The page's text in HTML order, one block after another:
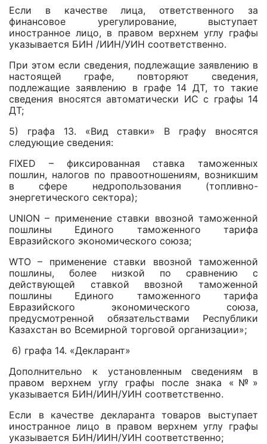
Если в качестве лица, ответственного за
финансовое урегулирование, выступает
иностранное лицо, в правом верхнем углу графы
указывается БИН /ИИН/УИН соответственно.
При этом если сведения, подлежащие заявлению в
настоящей графе, повторяют сведения,
подлежащие заявлению в графе 14 ДТ, то такие
сведения вносятся автоматически ИС с графы 14
ДТ;
5) графа 13. «Вид ставки» В графу вносятся
следующие сведения:
FIXED – фиксированная ставка таможенных
пошлин, налогов по правоотношениям, возникшим
в сфере недропользования (топливно-
энергетического сектора);
UNION – применение ставки ввозной таможенной
пошлины Единого таможенного тарифа
Евразийского экономического союза;
WTO – применение ставки ввозной таможенной
пошлины, более низкой по сравнению с
действующей ставкой ввозной таможенной
пошлины Единого таможенного тарифа
Евразийского экономического союза,
предусмотренной обязательствами Республики
Казахстан во Всемирной торговой организации»;
6) графа 14. «Декларант»
Дополнительно к установленным сведениям в
правом верхнем углу графы после знака «№»
указывается БИН/ИИН/УИН соответственно.
Если в качестве декларанта товаров выступает
иностранное лицо в правом верхнем углу графы
указывается БИН/ИИН/УИН соответственно;